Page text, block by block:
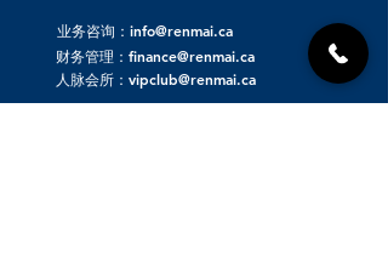
业务咨询：info@renmai.ca
财务管理：finance@renmai.ca
人脉会所：vipclub@renmai.ca